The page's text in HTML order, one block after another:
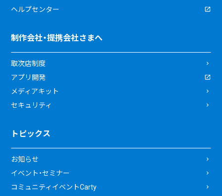
ヘルプセンター
制作会社・提携会社さまへ
取次店制度
アプリ開発
メディアキット
セキュリティ
トピックス
お知らせ
イベント・セミナー
コミュニティイベントCarty